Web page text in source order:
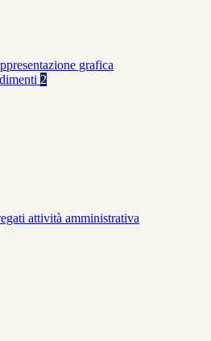
grafica
2
attività amministrativa